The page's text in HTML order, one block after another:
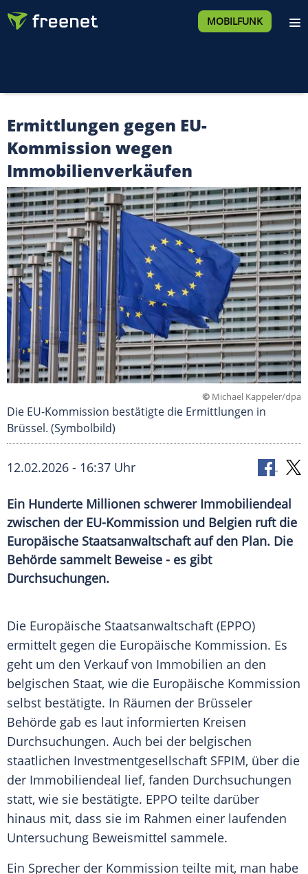
MOBILFUNK
Ermittlungen gegen EU-
Kommission wegen
Immobilienverkäufen
© Michael Kappeler/dpa
Die EU-Kommission bestätigte die Ermittlungen in
Brüssel. (Symbolbild)
12.02.2026 - 16:37 Uhr
Ein Hunderte Millionen schwerer Immobiliendeal
zwischen der EU-Kommission und Belgien ruft die
Europäische Staatsanwaltschaft auf den Plan. Die
Behörde sammelt Beweise - es gibt
Durchsuchungen.
Die Europäische Staatsanwaltschaft (EPPO)
ermittelt gegen die Europäische Kommission. Es
geht um den Verkauf von Immobilien an den
belgischen Staat, wie die Europäische Kommission
selbst bestätigte. In Räumen der Brüsseler
Behörde gab es laut informierten Kreisen
Durchsuchungen. Auch bei der belgischen
staatlichen Investmentgesellschaft SFPIM, über die
der Immobiliendeal lief, fanden Durchsuchungen
statt, wie sie bestätigte. EPPO teilte darüber
hinaus mit, dass sie im Rahmen einer laufenden
Untersuchung Beweismittel sammele.
Ein Sprecher der Kommission teilte mit, man habe